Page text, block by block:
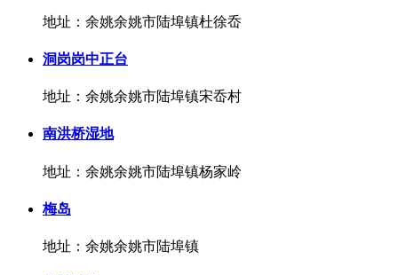
地址：余姚余姚市陆埠镇杜徐岙
洞岗岗中正台
地址：余姚余姚市陆埠镇宋岙村
南洪桥湿地
地址：余姚余姚市陆埠镇杨家岭
梅岛
地址：余姚余姚市陆埠镇